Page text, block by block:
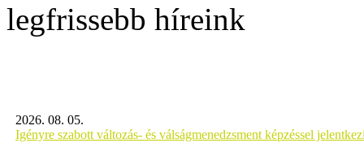
legfrissebb híreink
2026. 08. 05.
Igényre szabott változás- és válságmenedzsment képzéssel